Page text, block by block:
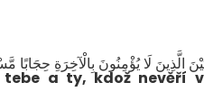
الَّذِينَ لَا يُؤْمِنُونَ بِالْآخِرَةِ حِجَابًا
a ty, kdož nevěří